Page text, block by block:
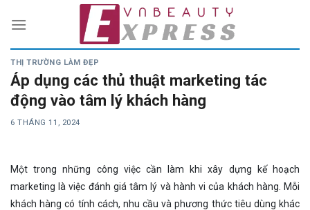
THỊ TRƯỜNG LÀM ĐẸP
Áp dụng các thủ thuật marketing tác
động vào tâm lý khách hàng
6 THÁNG 11, 2024
Một trong những công việc cần làm khi xây dựng kế hoạch
marketing là việc đánh giá tâm lý và hành vi của khách hàng. Mỗi
khách hàng có tính cách, nhu cầu và phương thức tiêu dùng khác